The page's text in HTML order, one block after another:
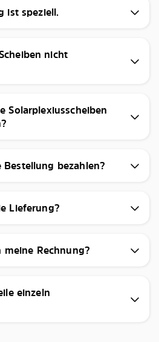
ist speziell.
nicht
Solarplexiusscheiben
bezahlen?
Lieferung?
Rechnung?
einzeln